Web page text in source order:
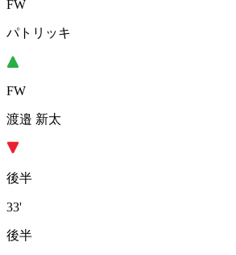
FW
パトリッキ
FW
渡邉 新太
後半
33'
後半